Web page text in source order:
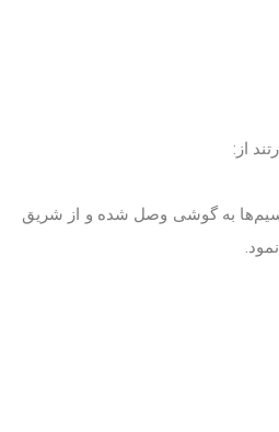
از:
به گوشی وصل شده و از شریق